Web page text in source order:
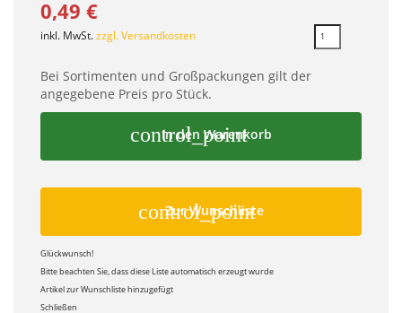
0,49 €
inkl. MwSt.zzgl. Versandkosten
Bei Sortimenten und Großpackungen gilt der
angegebene Preis pro Stück.
control_point
In den Warenkorb
control_point
Zur Wunschliste
Glückwunsch!
Bitte beachten Sie, dass diese Liste automatisch erzeugt wurde
Artikel zur Wunschliste hinzugefügt
Schließen